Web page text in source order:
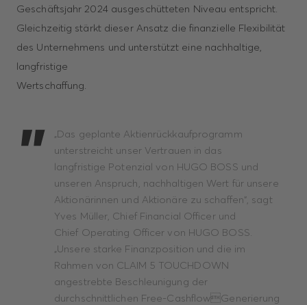
Geschäftsjahr 2024 ausgeschütteten Niveau entspricht.
Gleichzeitig stärkt dieser Ansatz die finanzielle Flexibilität
des Unternehmens und unterstützt eine nachhaltige,
langfristige
Wertschaffung.
„Das geplante Aktienrückkaufprogramm
unterstreicht unser Vertrauen in das
langfristige Potenzial von HUGO BOSS und
unseren Anspruch, nachhaltigen Wert für unsere
Aktionärinnen und Aktionäre zu schaffen“, sagt
Yves Müller, Chief Financial Officer und
Chief Operating Officer von HUGO BOSS.
„Unsere starke Finanzposition und die im
Rahmen von CLAIM 5 TOUCHDOWN
angestrebte Beschleunigung der
durchschnittlichen Free-CashflowGenerierung